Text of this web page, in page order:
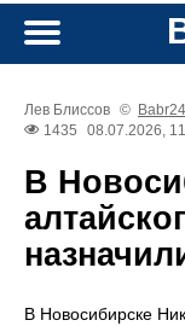
Лев Блиссов ©
1435
08.07.2026,
В
В Новосибирске